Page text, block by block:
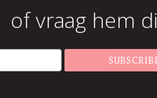
of vraag hem